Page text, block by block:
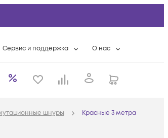
Сервис и поддержка
Разовые выездные работы
Сервисный центр
О нас
Контактная
шнуры Красные 3 метра